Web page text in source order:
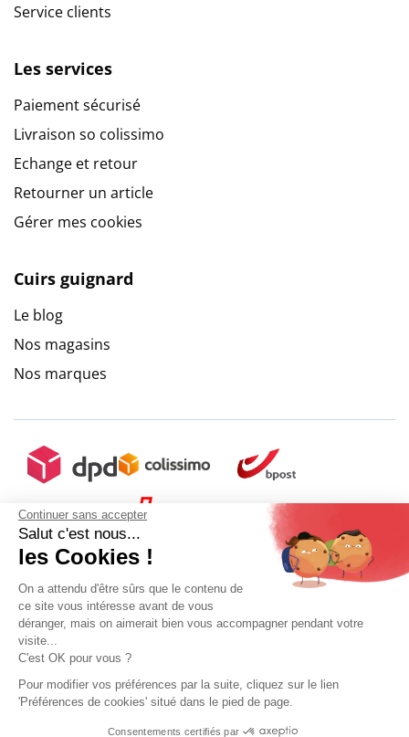
Continuer sans accepter
Salut c'est nous...
les Cookies !
On a attendu d'être sûrs que le contenu de
ce site vous intéresse avant de vous
déranger, mais on aimerait bien vous accompagner pendant votre
visite...
C'est OK pour vous ?
Pour modifier vos préférences par la suite, cliquez sur le lien
'Préférences de cookies' situé dans le pied de page.
Consentements certifiés par
Service clients
Les services
Paiement sécurisé
Livraison so colissimo
Echange et retour
Retourner un article
Gérer mes cookies
Cuirs guignard
Le blog
Nos magasins
Nos marques